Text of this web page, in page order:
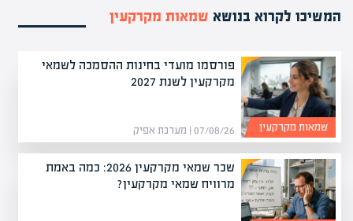
המשיכו לקרוא בנושא שמאות מקרקעין
פורסמו מועדי בחינות ההסמכה לשמאי
מקרקעין לשנת 2027
07/08/26 | מערכת אפיק שמאות מקרקעין
שכר שמאי מקרקעין 2026: כמה באמת
מרוויח שמאי מקרקעין?